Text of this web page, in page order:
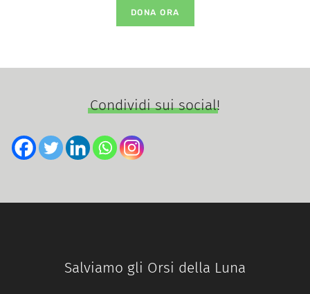
DONA ORA
Condividi sui social!
Salviamo gli Orsi della Luna